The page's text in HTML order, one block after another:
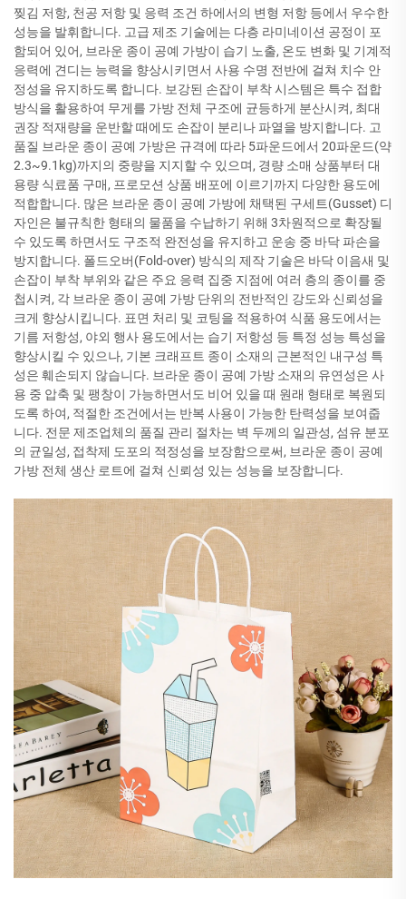
찢김 저항, 천공 저항 및 응력 조건 하에서의 변형 저항 등에서 우수한
성능을 발휘합니다. 고급 제조 기술에는 다층 라미네이션 공정이 포
함되어 있어, 브라운 종이 공예 가방이 습기 노출, 온도 변화 및 기계적
응력에 견디는 능력을 향상시키면서 사용 수명 전반에 걸쳐 치수 안
정성을 유지하도록 합니다. 보강된 손잡이 부착 시스템은 특수 접합
방식을 활용하여 무게를 가방 전체 구조에 균등하게 분산시켜, 최대
권장 적재량을 운반할 때에도 손잡이 분리나 파열을 방지합니다. 고
품질 브라운 종이 공예 가방은 규격에 따라 5파운드에서 20파운드(약
2.3~9.1kg)까지의 중량을 지지할 수 있으며, 경량 소매 상품부터 대
용량 식료품 구매, 프로모션 상품 배포에 이르기까지 다양한 용도에
적합합니다. 많은 브라운 종이 공예 가방에 채택된 구세트(Gusset) 디
자인은 불규칙한 형태의 물품을 수납하기 위해 3차원적으로 확장될
수 있도록 하면서도 구조적 완전성을 유지하고 운송 중 바닥 파손을
방지합니다. 폴드오버(Fold-over) 방식의 제작 기술은 바닥 이음새 및
손잡이 부착 부위와 같은 주요 응력 집중 지점에 여러 층의 종이를 중
첩시켜, 각 브라운 종이 공예 가방 단위의 전반적인 강도와 신뢰성을
크게 향상시킵니다. 표면 처리 및 코팅을 적용하여 식품 용도에서는
기름 저항성, 야외 행사 용도에서는 습기 저항성 등 특정 성능 특성을
향상시킬 수 있으나, 기본 크래프트 종이 소재의 근본적인 내구성 특
성은 훼손되지 않습니다. 브라운 종이 공예 가방 소재의 유연성은 사
용 중 압축 및 팽창이 가능하면서도 비어 있을 때 원래 형태로 복원되
도록 하여, 적절한 조건에서는 반복 사용이 가능한 탄력성을 보여줍
니다. 전문 제조업체의 품질 관리 절차는 벽 두께의 일관성, 섬유 분포
의 균일성, 접착제 도포의 적정성을 보장함으로써, 브라운 종이 공예
가방 전체 생산 로트에 걸쳐 신뢰성 있는 성능을 보장합니다.